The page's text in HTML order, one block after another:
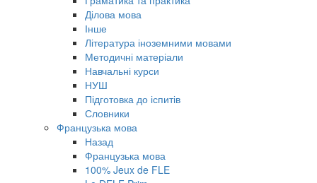
Ділова мова
Інше
Література іноземними мовами
Методичні матеріали
Навчальні курси
НУШ
Підготовка до іспитів
Словники
Французька мова
Назад
Французька мова
100% Jeux de FLE